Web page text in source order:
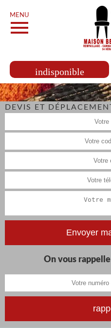
MENU
indisponible
DEVIS ET
On vous